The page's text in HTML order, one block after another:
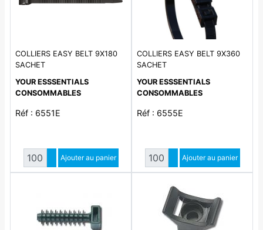
COLLIERS EASY BELT 9X180
SACHET
YOUR ESSSENTIALS
CONSOMMABLES
Réf : 6551E
Quantité
Augmenter quantité
Diminuer quantité
Ajouter au panier
COLLIERS EASY BELT 9X360
SACHET
YOUR ESSSENTIALS
CONSOMMABLES
Réf : 6555E
Quantité
Augmenter quantité
Diminuer quantité
Ajouter au panier